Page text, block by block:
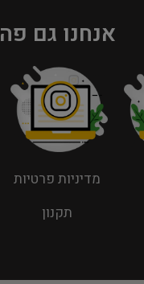
אנחנו גם פה
מדיניות פרטיות
תקנון